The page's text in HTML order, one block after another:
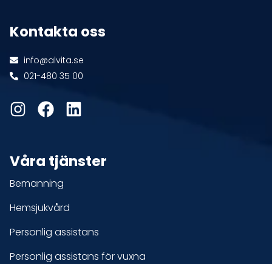
Våra tjänster
Bemanning
Hemsjukvård
Personlig assistans
Personlig assistans för vuxna
Kontakta oss
info@alvita.se
021-480 35 00